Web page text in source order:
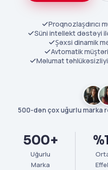
Proqnozlaşdırıcı
Süni intellekt dəstəyi
Şəxsi dinamik
Avtomatik
Məlumat
500-dən çox uğurlu marka
500+
Uğurlu
Marka